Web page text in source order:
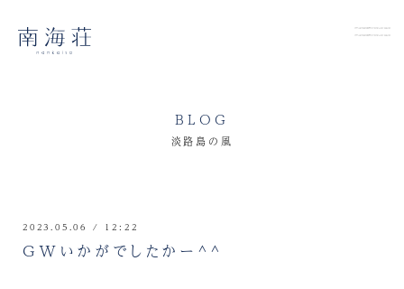
BLOG
淡路島の風
2023.05.06 / 12:22
GWいかがでしたかー^^